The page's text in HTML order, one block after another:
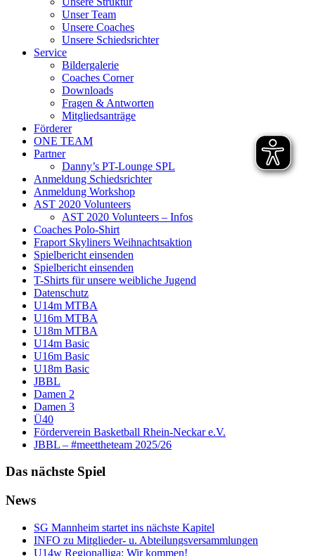
Unser Team
Unsere Coaches
Unsere Schiedsrichter
Service
Bildergalerie
Coaches Corner
Downloads
Fragen & Antworten
Mitgliedsanträge
Förderer
ONE TEAM
Partner
Danny’s PT-Lounge SPL
Anmeldung Schiedsrichter
Anmeldung Workshop
AST 2020 Volunteers
AST 2020 Volunteers – Infos
Coaches Polo-Shirt
Fraport Skyliners Weihnachtsaktion
Spielbericht einsenden
Spielbericht einsenden
T-Shirts für unsere weibliche Jugend
Datenschutz
U14m MTBA
U16m MTBA
U18m MTBA
U14m Basic
U16m Basic
U18m Basic
JBBL
Damen 2
Damen 3
Ü40
Förderverein Basketball Rhein-Neckar e.V.
JBBL – #meettheteam 2025/26
Das nächste Spiel
News
SG Mannheim startet ins nächste Kapitel
INFO zu Mitglieder- u. Abteilungsversammlungen
U14w Regionalliga: Wir kommen!